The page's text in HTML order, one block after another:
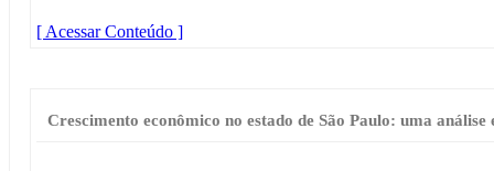
[ Acessar Conteúdo ]
Crescimento econômico no estado de São Paulo: uma análise